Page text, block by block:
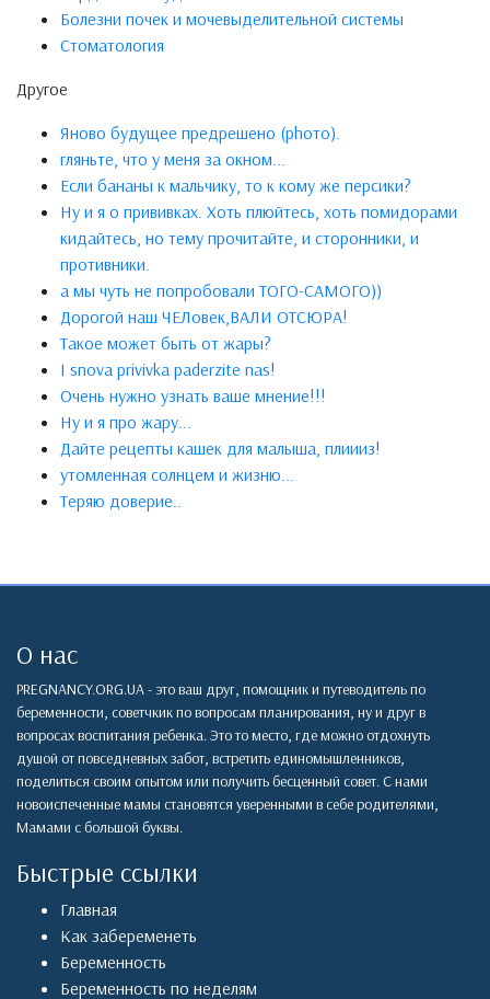
Болезни почек и мочевыделительной системы
Стоматология
Другое
Яново будущее предрешено (phото).
гляньте, что у меня за окном...
Если бананы к мальчику, то к кому же персики?
Ну и я о прививках. Хоть плюйтесь, хоть помидорами
кидайтесь, но тему прочитайте, и сторонники, и
противники.
а мы чуть не попробовали ТОГО-САМОГО))
Дорогой наш ЧЕЛовек,ВАЛИ ОТСЮРА!
Такое может быть от жары?
I snova privivka paderzite nas!
Очень нужно узнать ваше мнение!!!
Ну и я про жару...
Дайте рецепты кашек для малыша, плиииз!
утомленная солнцем и жизню...
Теряю доверие..
О нас
PREGNANCY.ORG.UA - это ваш друг, помощник и путеводитель по
беременности, советчкик по вопросам планирования, ну и друг в
вопросах воспитания ребенка. Это то место, где можно отдохнуть
душой от повседневных забот, встретить единомышленников,
поделиться своим опытом или получить бесценный совет. С нами
новоиспеченные мамы становятся уверенными в себе родителями,
Мамами с большой буквы.
Быстрые ссылки
Главная
Как забеременеть
Беременность
Беременность по неделям